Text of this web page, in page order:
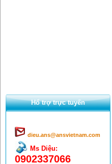
Hổ trợ trực tuyến
dieu.ans@ansvietnam.com
Ms Diệu:
0902337066